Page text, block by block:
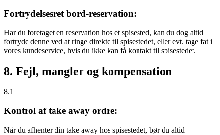
Fortrydelsesret bord-reservation:
Har du foretaget en reservation hos et spisested, kan du dog altid
fortryde denne ved at ringe direkte til spisestedet, eller evt. tage fat i
vores kundeservice, hvis du ikke kan få kontakt til spisestedet.
8. Fejl, mangler og kompensation
8.1
Kontrol af take away ordre:
Når du afhenter din take away hos spisestedet, bør du altid